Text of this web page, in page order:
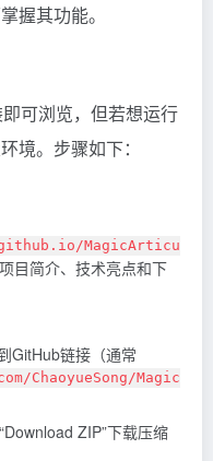
握其功能。
可浏览，但若想运行
境。步骤如下：
MagicArticu
目简介、技术亮点和下
GitHub链接（通常
ChaoyueSong/Magic
ZIP”下载压缩